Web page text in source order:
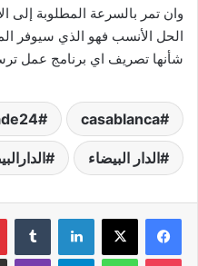
وان تمر بالسرعة المطلوبة إلى
الحل الأنسب فهو الذي سيوفر
شأنها تصريف اي برنامج عمل
casablanca
الدار البيضاء
لينكدإن
‫Pocket واتساب تيلقرام